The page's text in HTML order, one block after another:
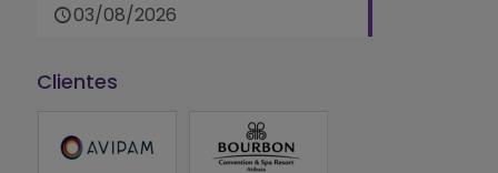
03/08/2026
Clientes